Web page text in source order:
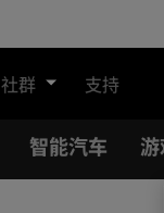
社群 支持
智能汽车